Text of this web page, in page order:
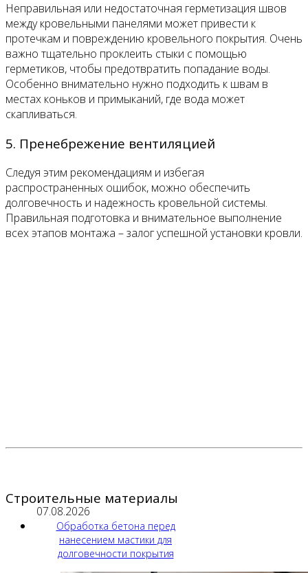
Неправильная или недостаточная герметизация швов
между кровельными панелями может привести к
протечкам и повреждению кровельного покрытия. Очень
важно тщательно проклеить стыки с помощью
герметиков, чтобы предотвратить попадание воды.
Особенно внимательно нужно подходить к швам в
местах коньков и примыканий, где вода может
скапливаться.
5. Пренебрежение вентиляцией
Следуя этим рекомендациям и избегая
распространенных ошибок, можно обеспечить
долговечность и надежность кровельной системы.
Правильная подготовка и внимательное выполнение
всех этапов монтажа – залог успешной установки кровли.
Строительные материалы
07.08.2026
Обработка бетона перед
нанесением мастики для
долговечности покрытия